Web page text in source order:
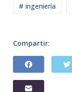
# ingeniería
Compartir: